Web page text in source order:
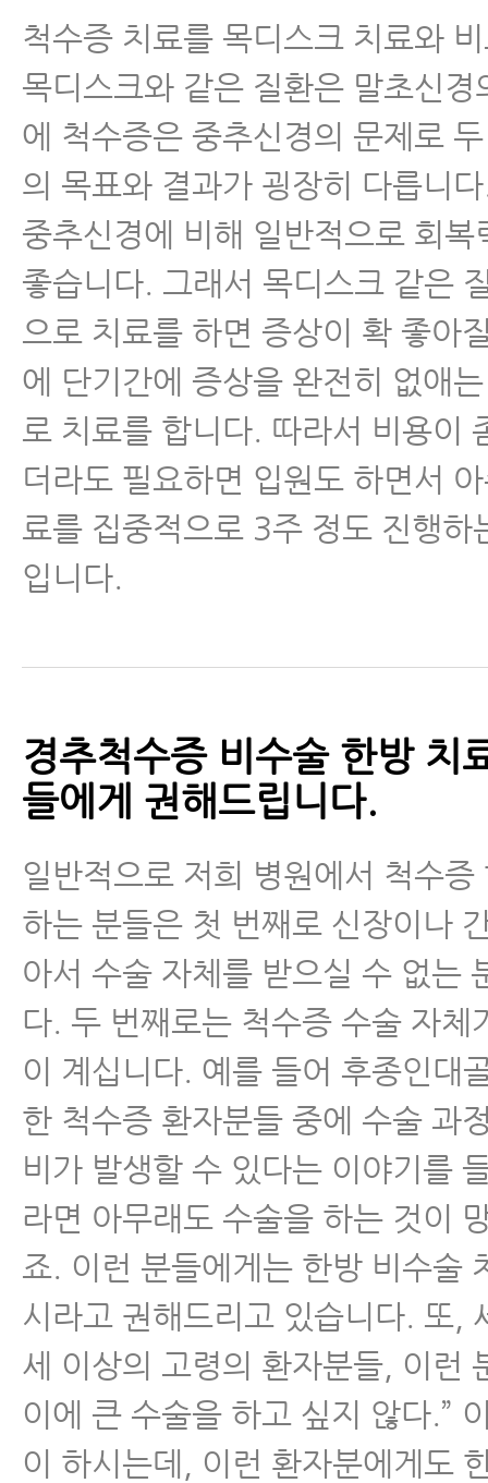
척수증 치료를 목디스크 치료와
목디스크와 같은 질환은 말초신경
에 척수증은 중추신경의 문제로
의 목표와 결과가 굉장히 다릅니
중추신경에 비해 일반적으로 회복
좋습니다. 그래서 목디스크 같은
으로 치료를 하면 증상이 확 좋아
에 단기간에 증상을 완전히 없애
로 치료를 합니다. 따라서 비용이
더라도 필요하면 입원도 하면서
료를 집중적으로 3주 정도 진행하
입니다.
경추척수증 비수술 한방 치
들에게 권해드립니다.
일반적으로 저희 병원에서 척수증
하는 분들은 첫 번째로 신장이나
아서 수술 자체를 받으실 수 없는
다. 두 번째로는 척수증 수술 자체
이 계십니다. 예를 들어 후종인대
한 척수증 환자분들 중에 수술 과
비가 발생할 수 있다는 이야기를
라면 아무래도 수술을 하는 것이
죠. 이런 분들에게는 한방 비수술
시라고 권해드리고 있습니다. 또,
세 이상의 고령의 환자분들, 이런
이에 큰 수술을 하고 싶지 않다.”
이 하시는데, 이런 환자분에게도